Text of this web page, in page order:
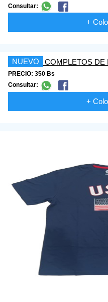
Consultar:
+
NUEVO
PRECIO: 350 Bs
Consultar:
+